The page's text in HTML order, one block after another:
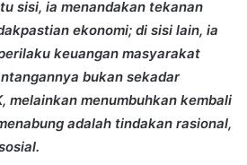
sisi, ia menandakan tekanan
ekonomi; di sisi lain, ia
keuangan masyarakat
bukan sekadar
melainkan menumbuhkan kembali
adalah tindakan rasional,